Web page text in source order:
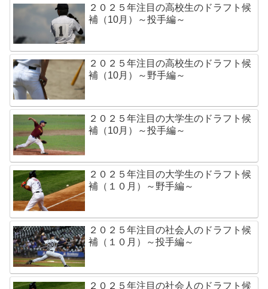
２０２５年注目の高校生のドラフト候
補（10月）～投手編～
２０２５年注目の高校生のドラフト候
補（10月）～野手編～
２０２５年注目の大学生のドラフト候
補（10月）～投手編～
２０２５年注目の大学生のドラフト候
補（１０月）～野手編～
２０２５年注目の社会人のドラフト候
補（１０月）～投手編～
２０２５年注目の社会人のドラフト候